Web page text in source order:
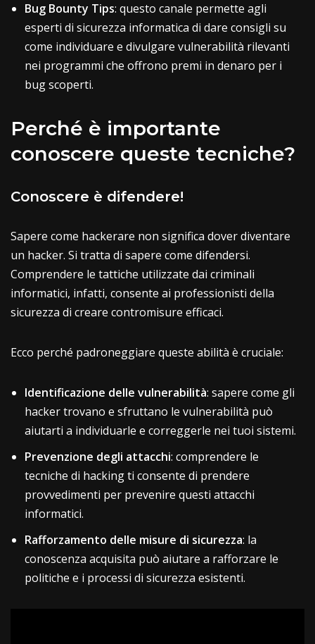
Bug Bounty Tips: questo canale permette agli
esperti di sicurezza informatica di dare consigli su
come individuare e divulgare vulnerabilità rilevanti
nei programmi che offrono premi in denaro per i
bug scoperti.
Perché è importante
conoscere queste tecniche?
Conoscere è difendere!
Sapere come hackerare non significa dover diventare
un hacker. Si tratta di sapere come difendersi.
Comprendere le tattiche utilizzate dai criminali
informatici, infatti, consente ai professionisti della
sicurezza di creare contromisure efficaci.
Ecco perché padroneggiare queste abilità è cruciale:
Identificazione delle vulnerabilità: sapere come gli
hacker trovano e sfruttano le vulnerabilità può
aiutarti a individuarle e correggerle nei tuoi sistemi.
Prevenzione degli attacchi: comprendere le
tecniche di hacking ti consente di prendere
provvedimenti per prevenire questi attacchi
informatici.
Rafforzamento delle misure di sicurezza: la
conoscenza acquisita può aiutare a rafforzare le
politiche e i processi di sicurezza esistenti.